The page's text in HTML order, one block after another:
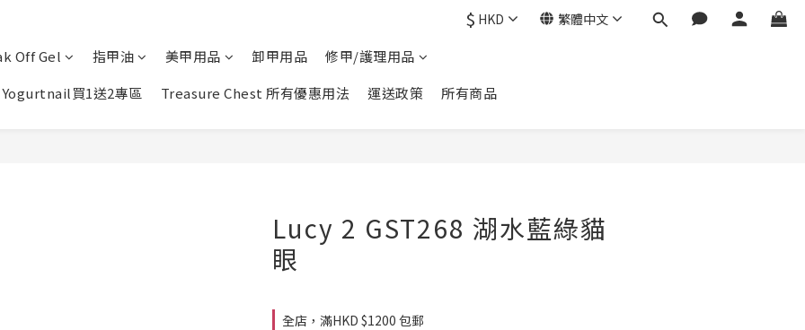
$ HKD 繁體中文
Off Gel 指甲油 美甲用品 卸甲用品
修甲/護理用品
Yogurtnail買1送2專區
Treasure Chest 所有優惠用法 運送政策 所有商品
Lucy 2 GST268 湖水藍綠貓
眼
全店，滿HKD $1200 包郵